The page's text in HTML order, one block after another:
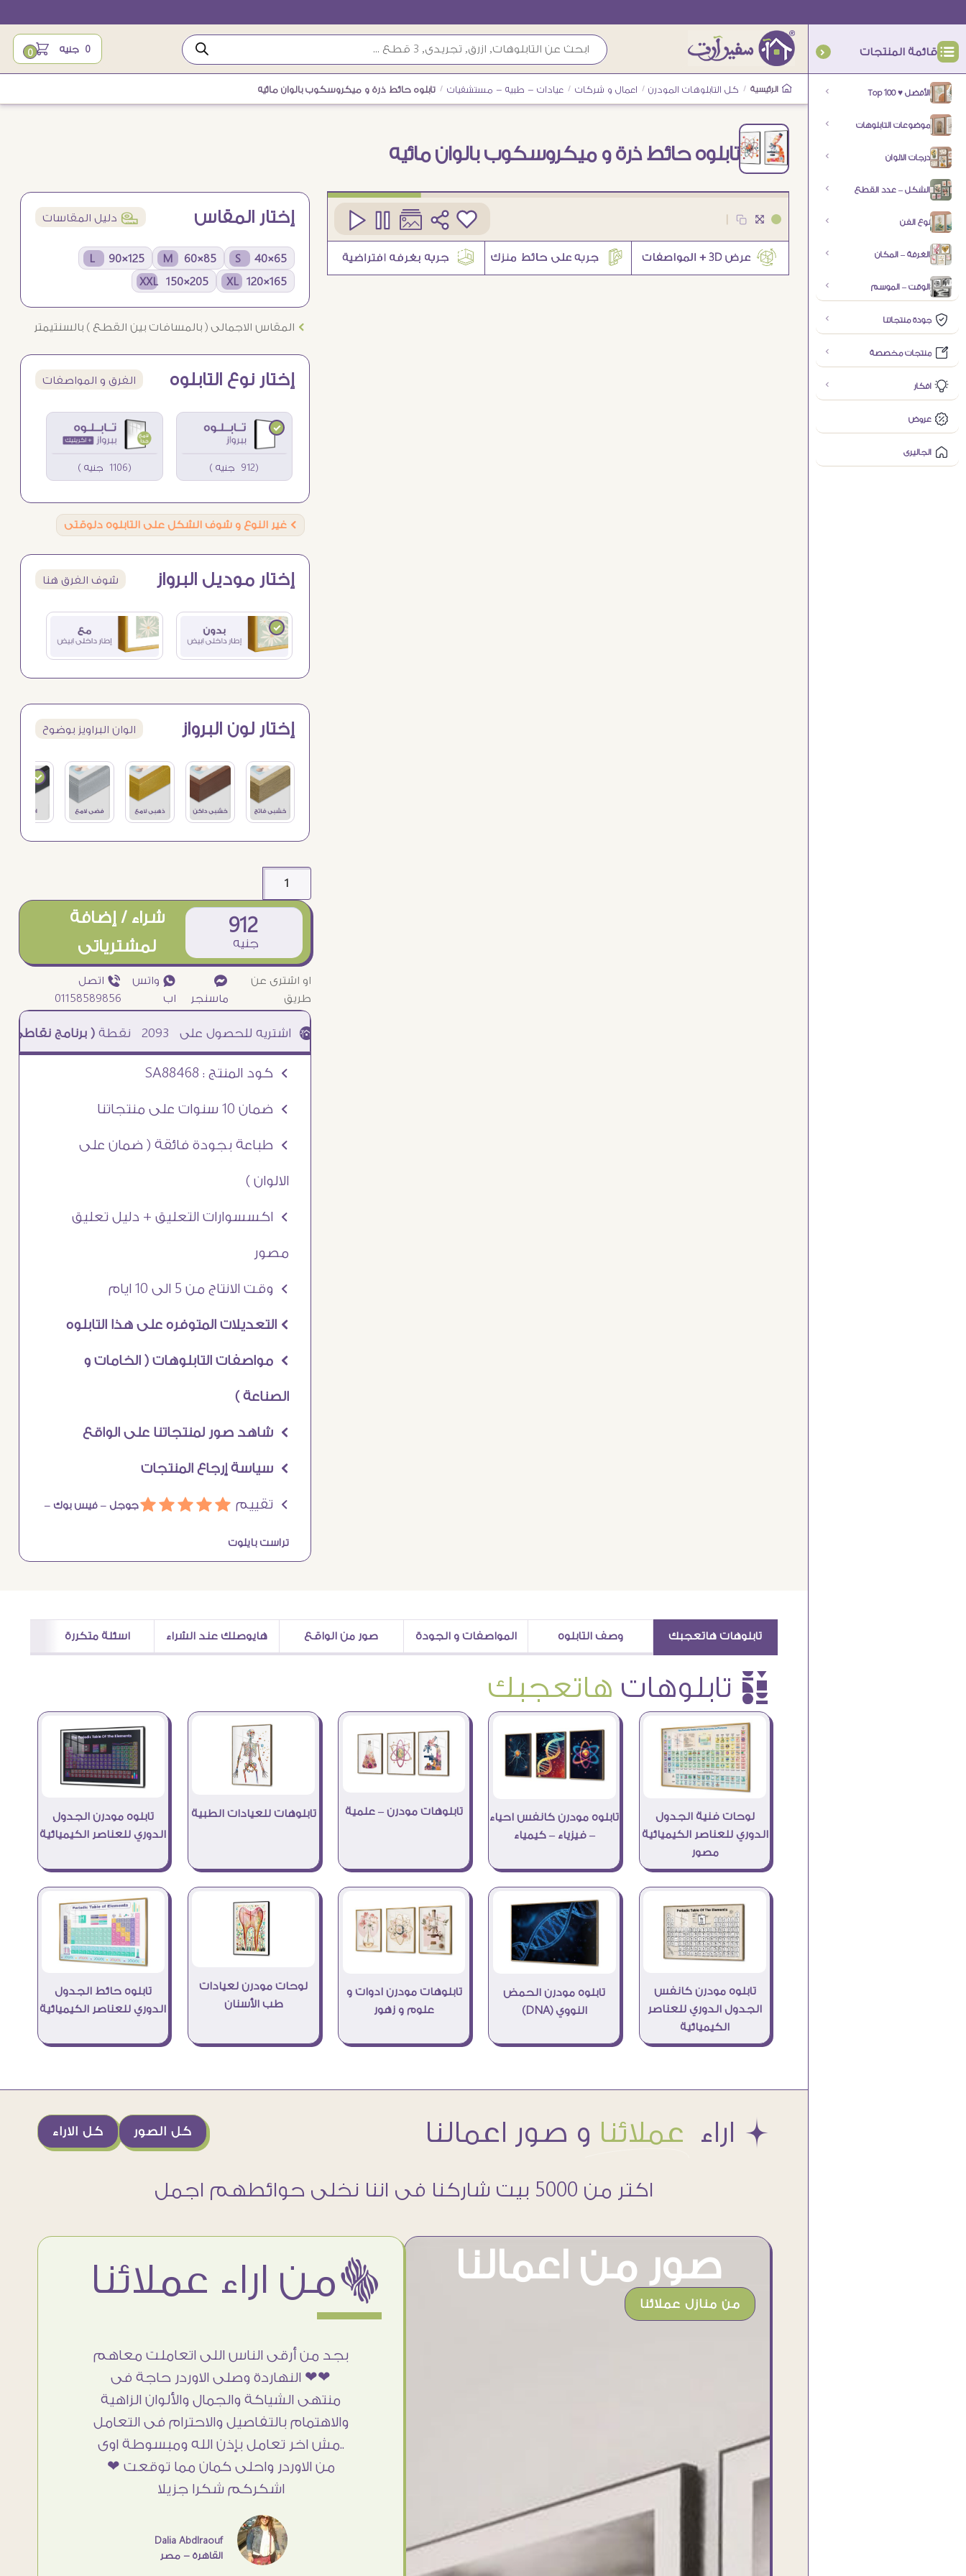
قائمة المنتجات
الأفضل ♥ Top 100
موضوعات التابلوهات
درجات الالوان
الشكل – عدد القطع
نوع الفن
الغرفة – المكان
الوقت – الموسم
جودة منتجاتنا
منتجات مخصصة
افكار
عروض
الجاليرى
0 جنيه 0
الرئيسية / كل التابلوهات المودرن / اعمال و شركات / عيادات - طبيه - مستشفيات / تابلوه حائط ذرة و ميكروسكوب بالوان مائيه
تابلوه حائط ذرة و ميكروسكوب بالوان مائيه
إختار المقاس í دليل المقاسات
65×40 S
85×60 M
125×90 L
165×120 XL
205×150 XXL
Ö المقاس الاجمالى ( بالمسافات بين القطع ) بالسنتيمتر
إختار نوع التابلوه الفرق و المواصفات
(912 جنيه ) (1106 جنيه )
Ö غير النوع و شوف الشكل على التابلوه دلوقتى
إختار موديل البرواز شوف الفرق هنا
إختار لون البرواز الوان البراويز بوضوح
912
جنيه
شراء / إضافة
لمشترياتى
او اشترى عن
طريق
¥
ماسنجر
₧ واتس
اب
ƒ اتصل
01158589856
2093 نقطة( برنامج نقاطى )à خصم 5% للعملاء الجدد à شحن مجانى عند الشراء ب 4000 جنيه à
Ö كود المنتج : SA88468
Ö ضمان 10 سنوات على منتجاتنا
Ö طباعة بجودة فائقة ( ضمان على
الالوان )
Ö اكسسوارات التعليق + دليل تعليق
مصور
Ö وقت الانتاج من 5 الى 10 ايام
Ö التعديلات المتوفره على هذا التابلوه
Ö مواصفات التابلوهات ( الخامات و
الصناعة )
Ö شاهد صور لمنتجاتنا على الواقع
Ö سياسة إرجاع المنتجات
Ö تقييم áááááجوجل – فيس بوك –
تراست بايلوت
تابلوهات هاتعجبك وصف التابلوه المواصفات و الجودة صور من الواقع هايوصلك عند الشراء اسئلة متكررة
è تابلوهات هاتعجبك
لوحات فنية الجدول
الدوري للعناصر الكيميائية
مصور
تابلوه مودرن كانفس احياء
– فيزياء – كيمياء
تابلوهات مودرن – علمية تابلوهات للعيادات الطبية
تابلوه مودرن الجدول
الدوري للعناصر الكيميائية
تابلوه مودرن كانفس
الجدول الدوري للعناصر
الكيميائية
تابلوه مودرن الحمض
النووي (DNA)
تابلوهات مودرن ادوات و
علوم و زهور
لوحات مودرن لعيادات
طب الأسنان
تابلوه حائط الجدول
الدوري للعناصر الكيميائية
Æ اراء عملائنا و صور اعمالنا كل الاراء كل الصور
اكتر من 5000 بيت شاركنا فى اننا نخلى حوائطهم اجمل
صور من اعمالنا
من منازل عملائنا
ëمن اراء عملائنا
وإرضاء العميل والخامات والتقفيل وسرعة
التوصيل. بصراحه وبمنتهي الأمانه مكسب
Doaa Elsayd
القاهرة - مصر
بجد من أرقى الناس اللى اتعاملت معاهم
❤❤ النهاردة وصلى الاوردر حاجة فى
منتهى الشياكة والجمال والألوان الزاهية
والاهتمام بالتفاصيل والاحترام فى التعامل
..مش اخر تعامل بإذن الله ومبسوطة اوى
من الاوردر واحلى كمان مما توقعت ❤
اشكركم شكرا جزيلا
Dalia Abdlraouf
القاهرة - مصر